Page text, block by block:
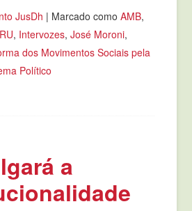
JusDh | Marcado comoAMB,
, Intervozes,José Moroni,
dos Movimentos Sociais pela
Político
a